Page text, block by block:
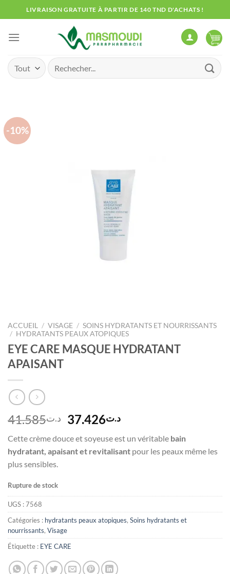
au
contenu
LIVRAISON GRATUITE À PARTIR DE 140 TND D'ACHATS !
Recherche
pour :
-10%
ACCUEIL / VISAGE / SOINS HYDRATANTS ET NOURRISSANTS
/ HYDRATANTS PEAUX ATOPIQUES
EYE CARE MASQUE HYDRATANT
APAISANT
د.ت41.585
Le
initial
était :
د.ت37.426
Le
actuel
est :
Cette crème douce et soyeuse est un véritable bain
hydratant, apaisant et revitalisant pour les peaux même les
plus sensibles.
Rupture de stock
UGS :7568
Catégories : hydratants peaux atopiques, Soins hydratants et
nourrissants, Visage
Étiquette : EYE CARE